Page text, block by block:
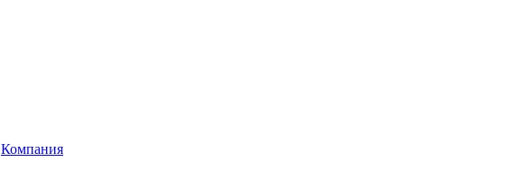
Компания